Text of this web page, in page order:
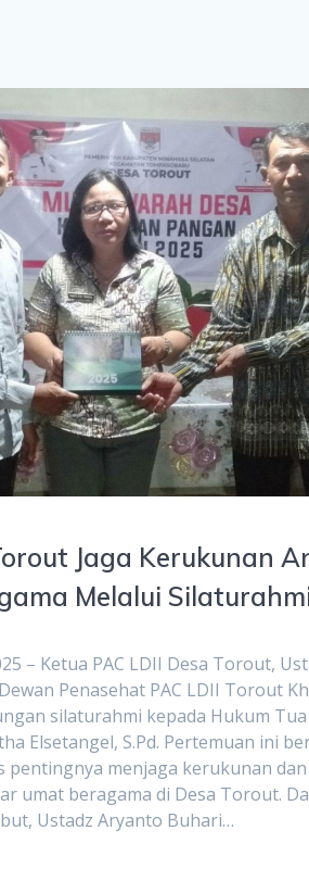
Jaga Kerukunan
Melalui
– Ketua PAC LDII Desa Torout,
Penasehat PAC LDII Torout
silaturahmi kepada Hukum Tua
Elsetangel, S.Pd. Pertemuan ini
pentingnya menjaga kerukunan dan
umat beragama di Desa Torout.
Ustadz Aryanto Buhari…